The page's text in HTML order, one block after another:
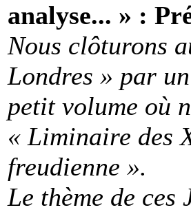
analyse... » :
Nous clôturons
Londres » par
petit volume où
« Liminaire des
freudienne ».
Le thème de ces